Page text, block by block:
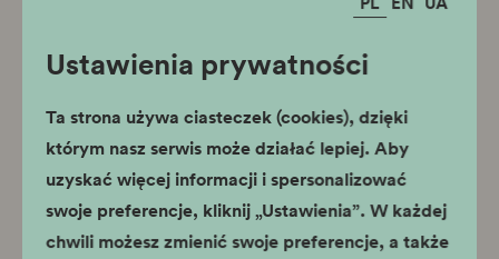
Ustawienia prywatności
Ta strona używa ciasteczek (cookies), dzięki
którym nasz serwis może działać lepiej. Aby
uzyskać więcej informacji i spersonalizować
swoje preferencje, kliknij „Ustawienia”. W każdej
chwili możesz zmienić swoje preferencje, a także